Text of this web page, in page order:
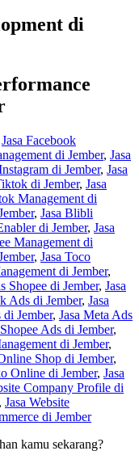
di
Jasa Facebook
di Jember, Jasa
di Jember, Jasa
di Jember, Jasa
Management di
, Jasa Blibli
di Jember, Jasa
Management di
, Jasa Toco
di Jember,
Shopee di Jember, Jasa
Ads di Jember, Jasa
di Jember, Jasa Meta Ads
Ads di Jember,
di Jember,
Shop di Jember,
Online di Jember, Jasa
Company Profile di
Jasa Website
di Jember
kamu sekarang?